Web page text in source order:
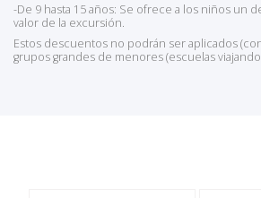
-De 9 hasta 15 años: Se ofrece a los niños un
valor de la excursión.
Estos descuentos no podrán ser aplicados
grupos grandes de menores (escuelas